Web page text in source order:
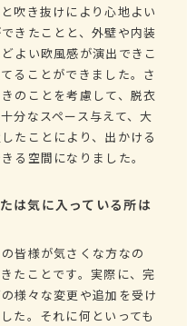
吹き抜けにより心地よい
きたことと、外壁や内装
よい欧風感が演出できこ
ることができました。さ
のことを考慮して、脱衣
分なスペース与えて、大
たことにより、出かける
る空間になりました。
は気に入っている所は
皆様が気さくな方なの
たことです。実際に、完
様々な変更や追加を受け
た。それに何といっても